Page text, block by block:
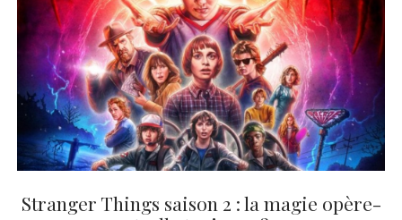
CINÉMA
LITTÉRATURE
ÉCONOMIE
SPORT
MÉDIAS
SANTÉ
instagram
emailemail-
form
Stranger Things saison 2 : la magie opère-